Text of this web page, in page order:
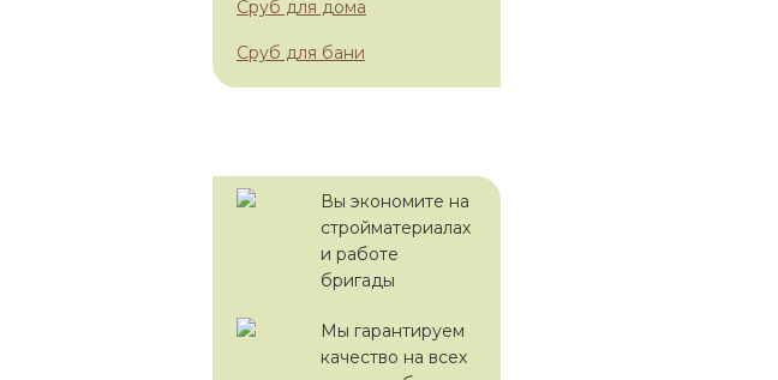
Сруб для дома
Сруб для бани
Вы экономите на
стройматериалах
и работе
бригады
Мы гарантируем
качество на всех